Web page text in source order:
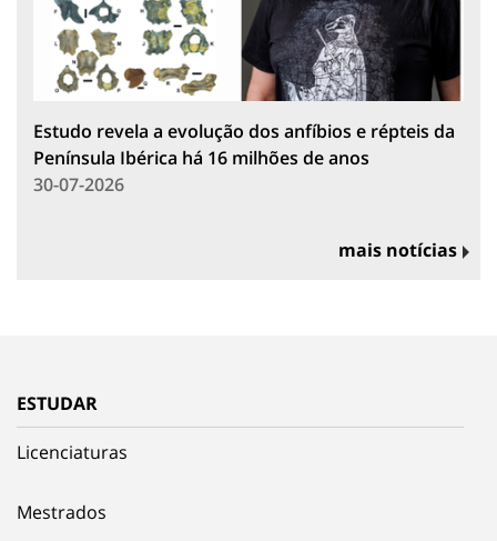
Estudo revela a evolução dos anfíbios e répteis da
Península Ibérica há 16 milhões de anos
30-07-2026
mais notícias
ESTUDAR
Licenciaturas
Mestrados